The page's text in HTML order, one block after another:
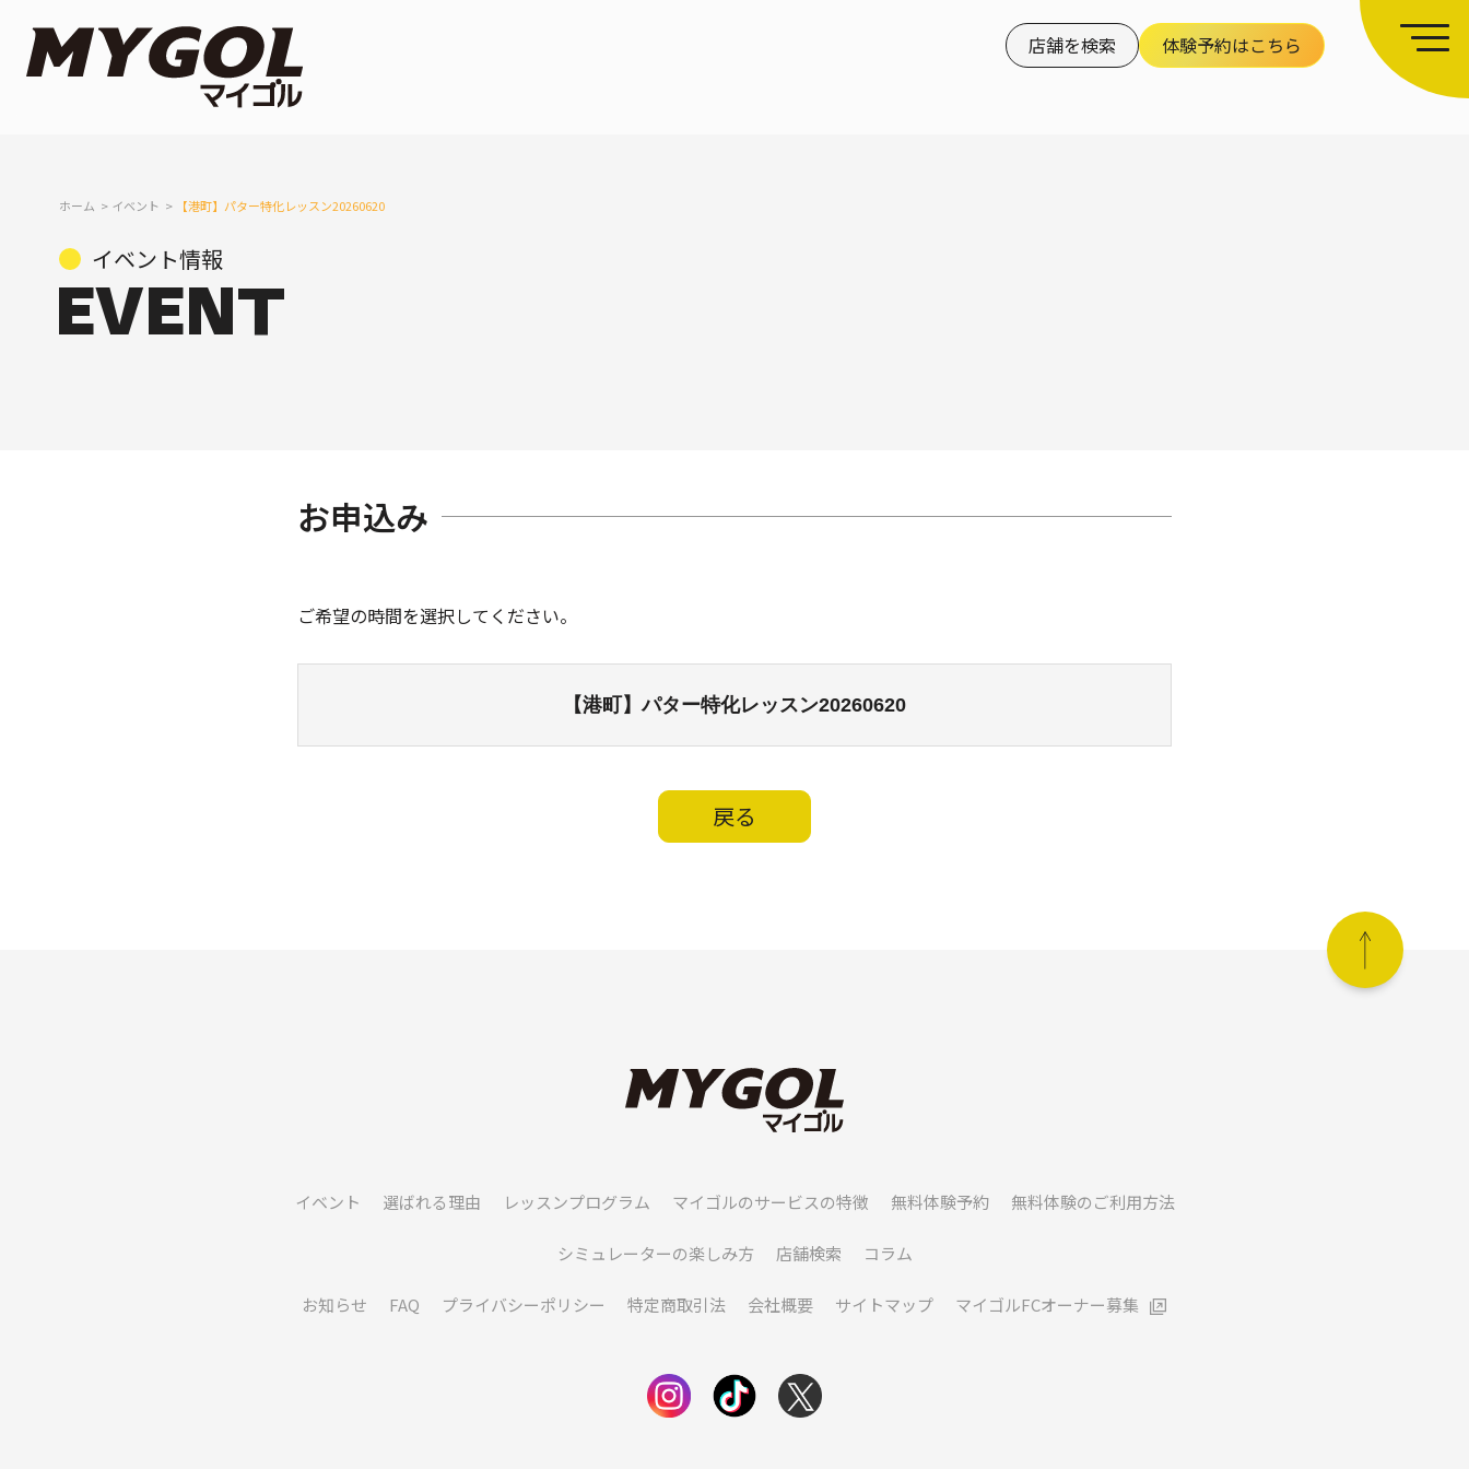
店舗を検索 体験予約はこちら
ホーム イベント 【港町】パター特化レッスン20260620
イベント情報
お申込み
ご希望の時間を選択してください。
【港町】パター特化レッスン20260620
戻る
イベント 選ばれる理由 レッスンプログラム マイゴルのサービスの特徴 無料体験予約 無料体験のご利用方法
シミュレーターの楽しみ方 店舗検索 コラム
お知らせ FAQ プライバシーポリシー 特定商取引法 会社概要 サイトマップ マイゴルFCオーナー募集